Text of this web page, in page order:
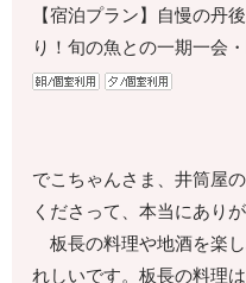
【宿泊プラン】自慢の丹
り！旬の魚との一期一会
でこちゃんさま、井筒屋
くださって、本当にあり
板長の料理や地酒を楽
れしいです。板長の料理